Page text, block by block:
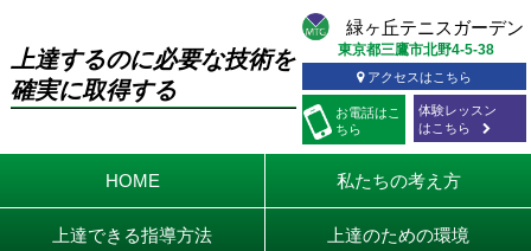
上達するのに必要な技術を
確実に取得する
お電話はこ
ちら
東京都三鷹市北野4-5-38
アクセスはこちら
体験レッスン
はこちら
HOME 私たちの考え方
上達できる指導方法 上達のための環境